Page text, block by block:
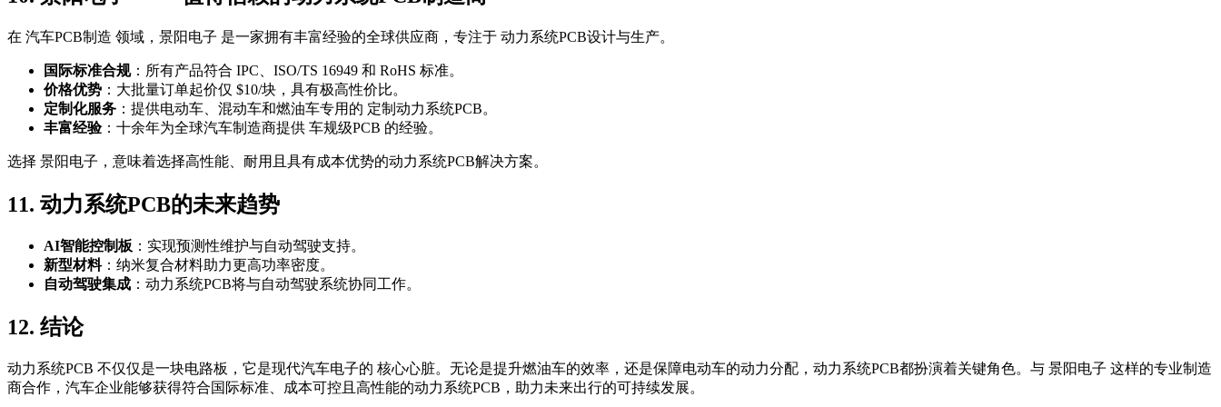
在 汽车PCB制造 领域，景阳电子 是一家拥有丰富经验的全球供应商，专注于 动力系统PCB设计与生产。
国际标准合规：所有产品符合 IPC、ISO/TS 16949 和 RoHS 标准。
价格优势 ：大批量订单起价仅 $10/块，具有极高性价比。
定制化服务 ：提供电动车、混动车和燃油车专用的 定制动力系统PCB。
丰富经验：十余年为全球汽车制造商提供 车规级PCB 的经验。
选择 景阳电子，意味着选择高性能、耐用且具有成本优势的动力系统PCB解决方案。
11. 动力系统PCB的未来趋势
AI智能控制板 ：实现预测性维护与自动驾驶支持。
新型材料：纳米复合材料助力更高功率密度。
自动驾驶集成 ：动力系统PCB将与自动驾驶系统协同工作。
12. 结论
动力系统PCB 不仅仅是一块电路板，它是现代汽车电子的 核心心脏。无论是提升燃油车的效率，还是保障电动车的动力分配，动力系统PCB都扮演着关键角色。与 景阳电子 这样的专业制造
商合作，汽车企业能够获得符合国际标准、成本可控且高性能的动力系统PCB，助力未来出行的可持续发展。